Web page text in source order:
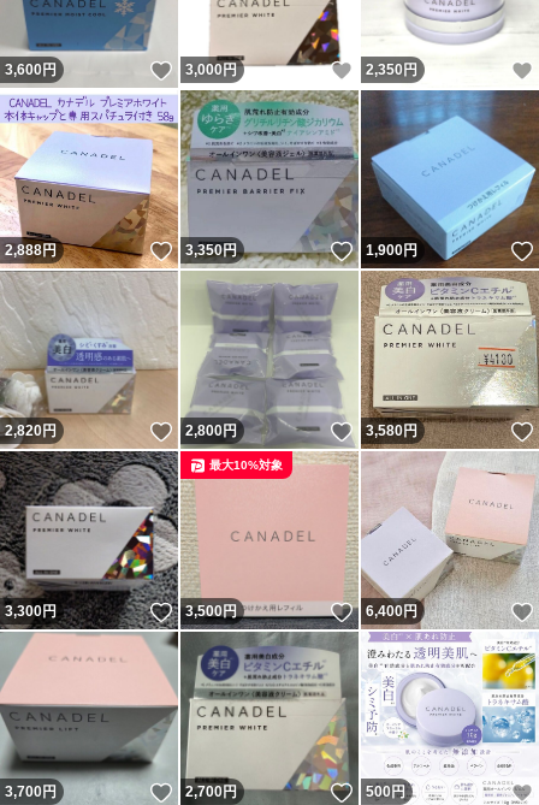
3,600円 いいね！
3,000円 いいね！
2,350 円
2,888円 いいね！
3,350円 いいね！
1,900円
2,820円 いいね！
2,800円 いいね！
3,580円
3,300円 いいね！
3,500円 いいね！
最大10%対象
6,400円
3,700円 いいね！
2,700円 いいね！
500 円